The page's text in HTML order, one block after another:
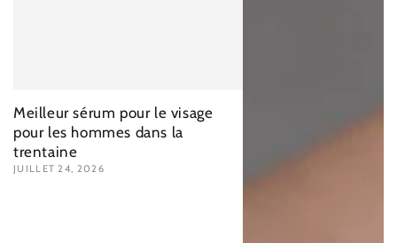
Meilleur sérum pour le visage
pour les hommes dans la
trentaine
JUILLET 24, 2026